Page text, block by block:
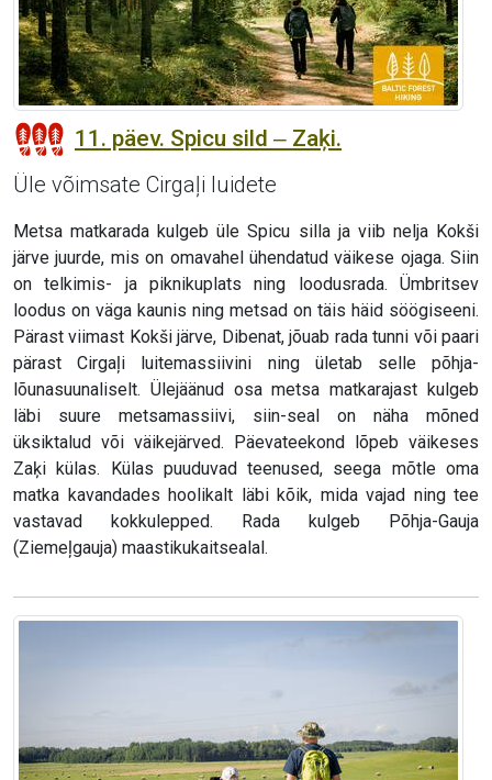
11. päev. Spicu sild ‒ Zaķi.
Üle võimsate Cirgaļi luidete
Metsa matkarada kulgeb üle Spicu silla ja viib nelja Kokši
järve juurde, mis on omavahel ühendatud väikese ojaga. Siin
on telkimis- ja piknikuplats ning loodusrada. Ümbritsev
loodus on väga kaunis ning metsad on täis häid söögiseeni.
Pärast viimast Kokši järve, Dibenat, jõuab rada tunni või paari
pärast Cirgaļi luitemassiivini ning ületab selle põhja-
lõunasuunaliselt. Ülejäänud osa metsa matkarajast kulgeb
läbi suure metsamassiivi, siin-seal on näha mõned
üksiktalud või väikejärved. Päevateekond lõpeb väikeses
Zaķi külas. Külas puuduvad teenused, seega mõtle oma
matka kavandades hoolikalt läbi kõik, mida vajad ning tee
vastavad kokkulepped. Rada kulgeb Põhja-Gauja
(Ziemeļgauja) maastikukaitsealal.